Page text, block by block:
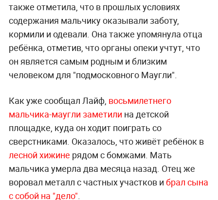
также отметила, что в прошлых условиях
содержания мальчику оказывали заботу,
кормили и одевали. Она также упомянула отца
ребёнка, отметив, что органы опеки учтут, что
он является самым родным и близким
человеком для "подмосковного Маугли".
Как уже сообщал Лайф, восьмилетнего
мальчика-маугли заметили на детской
площадке, куда он ходит поиграть со
сверстниками. Оказалось, что живёт ребёнок в
лесной хижине рядом с бомжами. Мать
мальчика умерла два месяца назад. Отец же
воровал металл с частных участков и брал сына
с собой на "дело"